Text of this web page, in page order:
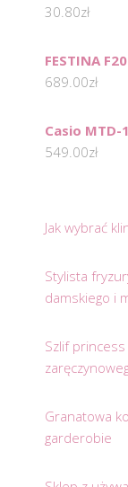
30.80zł
FESTINA
689.00zł
Casio MTD-
549.00zł
Jak wybrać
Stylista
damskiego i
Szlif
Granatowa
garderobie